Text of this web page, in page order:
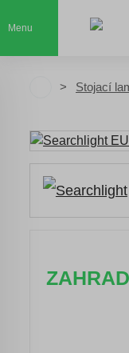
Menu
Stojací